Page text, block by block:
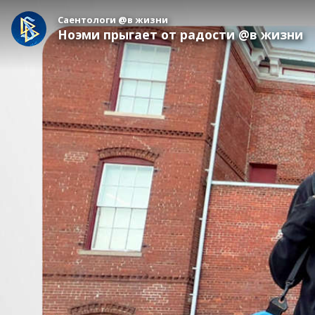
Саентологи @в жизни
Ноэми прыгает от радости @в жизни